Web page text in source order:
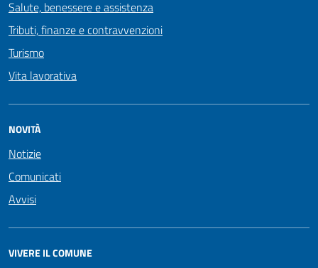
Salute, benessere e assistenza
Tributi, finanze e contravvenzioni
Turismo
Vita lavorativa
NOVITÀ
Notizie
Comunicati
Avvisi
VIVERE IL COMUNE